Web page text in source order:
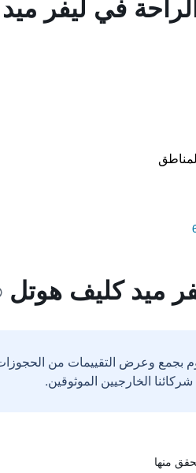
ميد كليف هوتل
بجمع وعرض التقييمات من